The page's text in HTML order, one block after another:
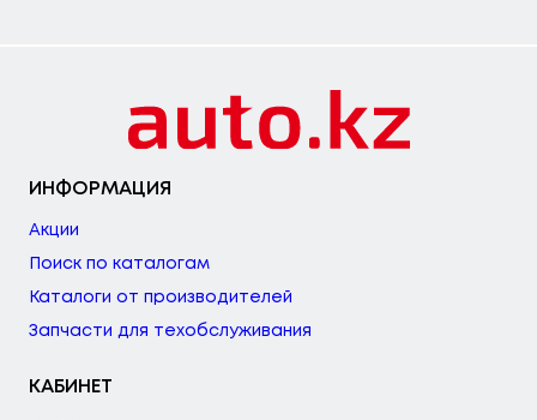
ИНФОРМАЦИЯ
Акции
Поиск по каталогам
Каталоги от производителей
Запчасти для техобслуживания
КАБИНЕТ